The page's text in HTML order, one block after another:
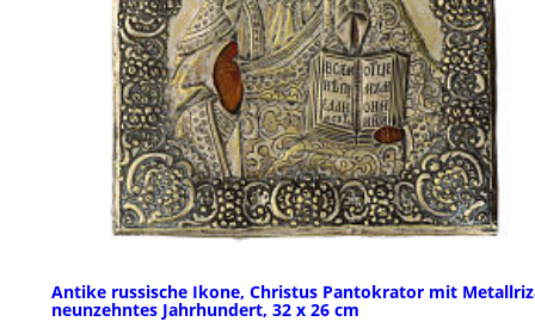
Antike russische Ikone, Christus Pantokrator mit
neunzehntes Jahrhundert, 32 x 26 cm